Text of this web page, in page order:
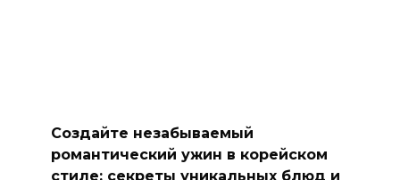
Создайте незабываемый
романтический ужин в корейском
стиле: секреты уникальных блюд и